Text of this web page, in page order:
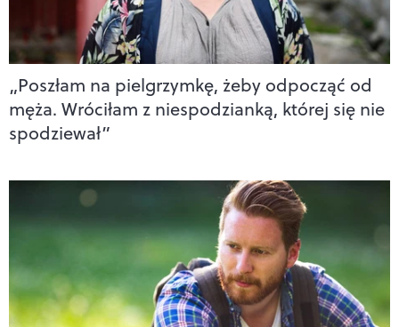
„Poszłam na pielgrzymkę, żeby odpocząć od
męża. Wróciłam z niespodzianką, której się nie
spodziewał”